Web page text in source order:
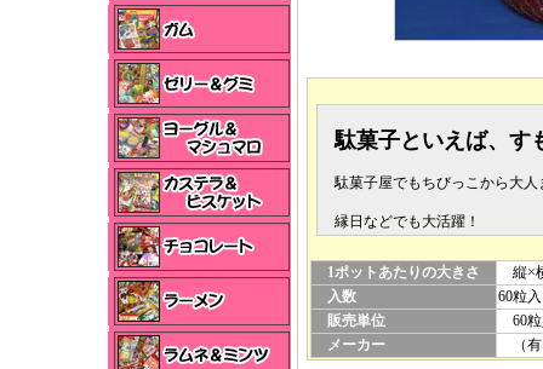
駄菓子といえば、す
駄菓子屋でもちびっこから大人
縁日などでも大活躍！
1ポットあたりの大きさ
縦×
入数
60粒
販売単位
60粒
メーカー
（有